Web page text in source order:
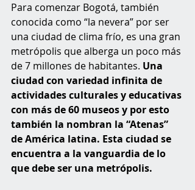
Para comenzar Bogotá, también
conocida como “la nevera” por ser
una ciudad de clima frío, es una gran
metrópolis que alberga un poco más
de 7 millones de habitantes. Una
ciudad con variedad infinita de
actividades culturales y educativas
con más de 60 museos y por esto
también la nombran la “Atenas”
de América latina. Esta ciudad se
encuentra a la vanguardia de lo
que debe ser una metrópolis.